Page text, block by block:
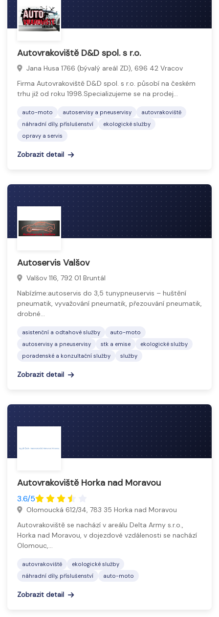
Autovrakoviště D&D spol. s r.o.
Jana Husa 1766 (bývalý areál ZD), 696 42 Vracov
Firma Autovrakoviště D&D spol. s r.o. působí na českém
trhu již od roku 1998.Specializujeme se na prodej…
auto-moto autoservisy a pneuservisy
autovrakoviště
náhradní díly, příslušenství
ekologické služby
opravy a servis
Zobrazit detail
Autoservis Valšov
Valšov 116, 792 01 Bruntál
Nabízíme:autoservis do 3,5 tunypneuservis – huštění
pneumatik, vyvažování pneumatik, přezouvání pneumatik,
drobné…
asistenční a odtahové služby
auto-moto
autoservisy a pneuservisy
stk a emise
ekologické služby
poradenské a konzultační služby
služby
Zobrazit detail
Autovrakoviště Horka nad Moravou
3.6/5
Olomoucká 612/34, 783 35 Horka nad Moravou
Autovrakoviště se nachází v areálu Delta Army s.r.o.,
Horka nad Moravou, v dojezdové vzdálenosti se nachází
Olomouc,…
autovrakoviště
ekologické služby
náhradní díly, příslušenství
auto-moto
Zobrazit detail